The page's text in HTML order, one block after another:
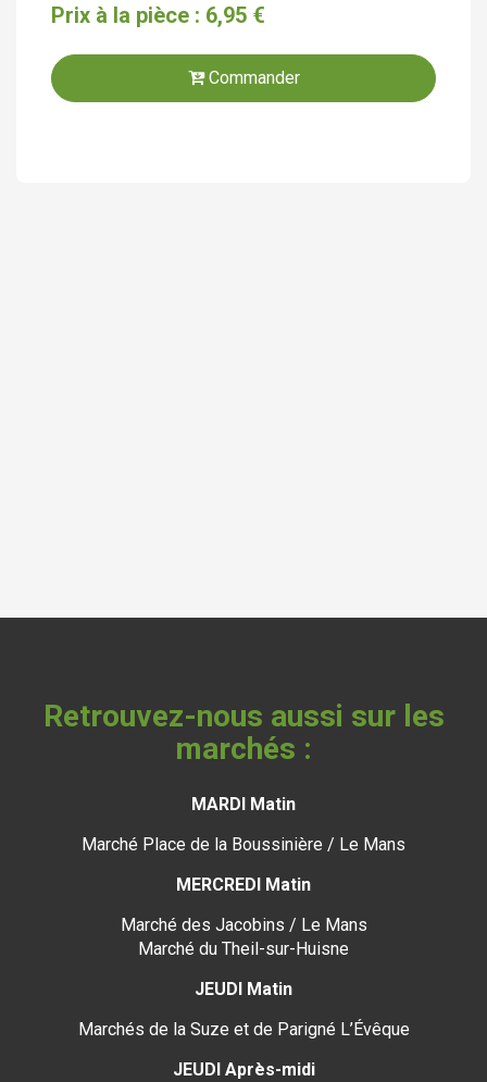
Prix à la pièce : 6,95 €
Commander
Retrouvez-nous aussi sur les
marchés :
MARDI Matin
Marché Place de la Boussinière / Le Mans
MERCREDI Matin
Marché des Jacobins / Le Mans
Marché du Theil-sur-Huisne
JEUDI Matin
Marchés de la Suze et de Parigné L’Évêque
JEUDI Après-midi